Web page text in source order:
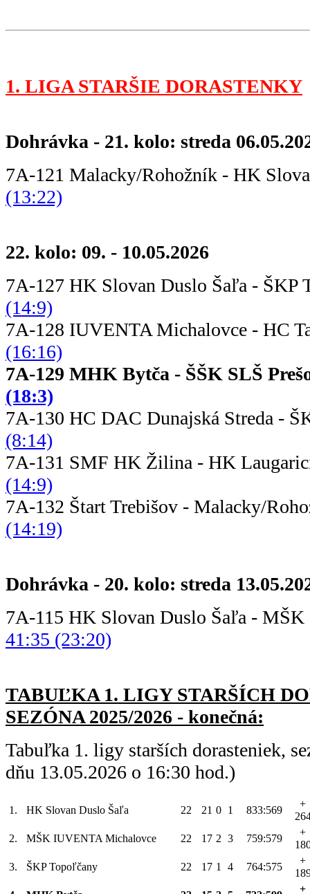
1. LIGA STARŠIE DORASTENKY
Dohrávka - 21. kolo: streda
7A-121 Malacky/Rohožník - HK
(13:22)
22. kolo: 09. - 10.05.2026
7A-127 HK Slovan Duslo Šaľa -
(14:9)
7A-128 IUVENTA Michalovce - HC
(16:16)
7A-129 MHK Bytča - ŠŠK
(18:3)
7A-130 HC DAC Dunajská Streda -
(8:14)
7A-131 SMF HK Žilina - HK
(14:9)
7A-132 Štart Trebišov -
(14:19)
Dohrávka - 20. kolo: streda
7A-115 HK Slovan Duslo Šaľa -
41:35 (23:20)
TABUĽKA 1. LIGY STARŠÍCH
SEZÓNA 2025/2026 - konečná:
Tabuľka 1. ligy starších dorasteniek,
dňu 13.05.2026 o 16:30 hod.)
1. HK Slovan Duslo Šaľa 22 21 0 1 833:569
+
2.
MŠK IUVENTA Michalovce 22 17 2 3 759:579
+
3.
ŠKP Topoľčany 22 17 1 4 764:575
+
+